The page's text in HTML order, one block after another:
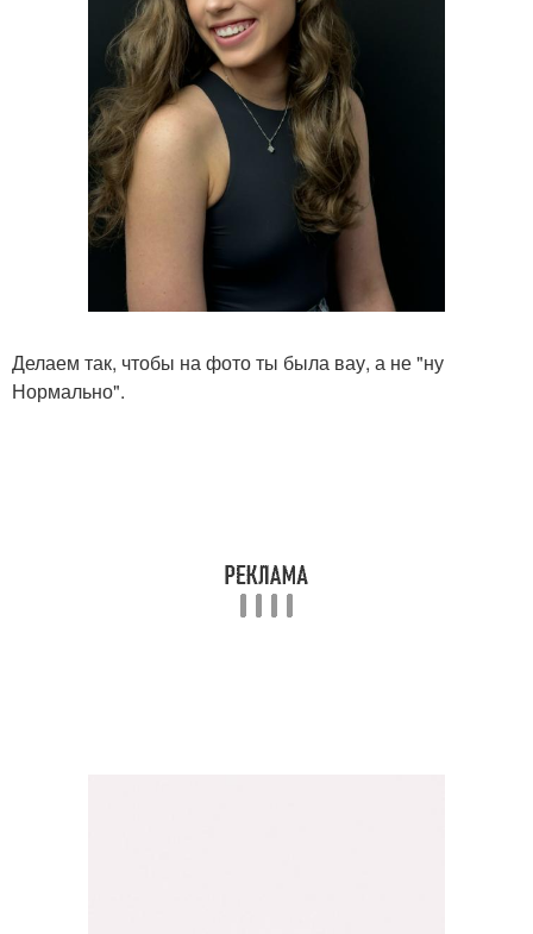
Делаем так, чтобы на фото ты была вау, а не "ну
Нормально".